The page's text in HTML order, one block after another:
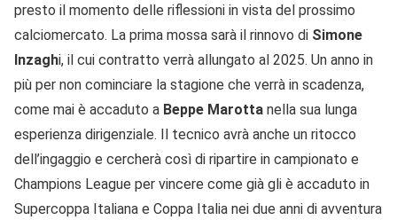
presto il momento delle riflessioni in vista del prossimo
calciomercato. La prima mossa sarà il rinnovo di Simone
Inzaghi, il cui contratto verrà allungato al 2025. Un anno in
più per non cominciare la stagione che verrà in scadenza,
come mai è accaduto a Beppe Marotta nella sua lunga
esperienza dirigenziale. Il tecnico avrà anche un ritocco
dell’ingaggio e cercherà così di ripartire in campionato e
Champions League per vincere come già gli è accaduto in
Supercoppa Italiana e Coppa Italia nei due anni di avventura